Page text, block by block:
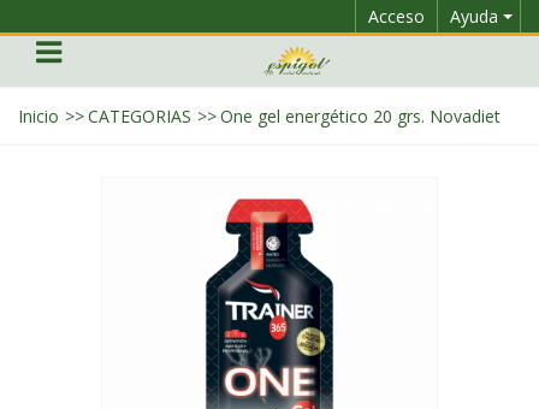
Ayuda
Acceso
Inicio >>CATEGORIAS >>One gel energético 20 grs. Novadiet